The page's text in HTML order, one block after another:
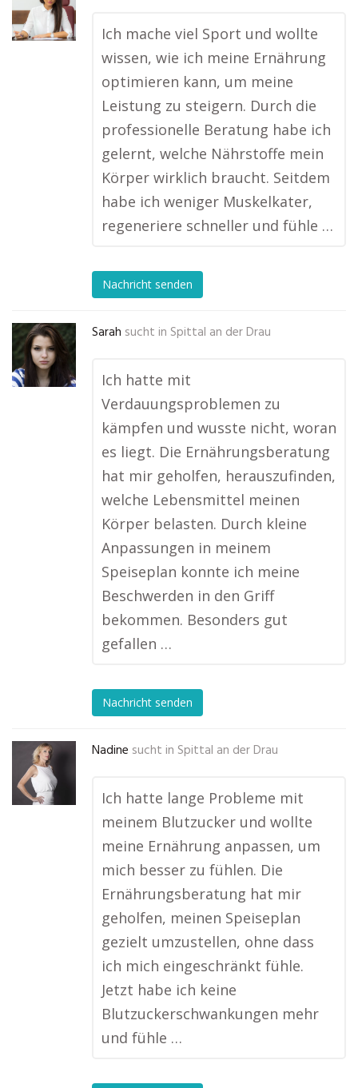
Ich mache viel Sport und wollte
wissen, wie ich meine Ernährung
optimieren kann, um meine
Leistung zu steigern. Durch die
professionelle Beratung habe ich
gelernt, welche Nährstoffe mein
Körper wirklich braucht. Seitdem
habe ich weniger Muskelkater,
regeneriere schneller und fühle …
Nachricht senden
Sarah sucht in Spittal an der Drau
Ich hatte mit
Verdauungsproblemen zu
kämpfen und wusste nicht, woran
es liegt. Die Ernährungsberatung
hat mir geholfen, herauszufinden,
welche Lebensmittel meinen
Körper belasten. Durch kleine
Anpassungen in meinem
Speiseplan konnte ich meine
Beschwerden in den Griff
bekommen. Besonders gut
gefallen …
Nachricht senden
Nadine sucht in Spittal an der Drau
Ich hatte lange Probleme mit
meinem Blutzucker und wollte
meine Ernährung anpassen, um
mich besser zu fühlen. Die
Ernährungsberatung hat mir
geholfen, meinen Speiseplan
gezielt umzustellen, ohne dass
ich mich eingeschränkt fühle.
Jetzt habe ich keine
Blutzuckerschwankungen mehr
und fühle …